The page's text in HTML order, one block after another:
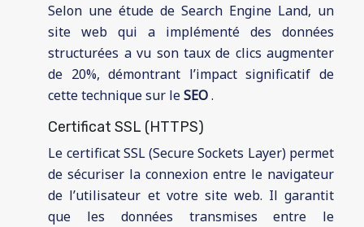
Selon une étude de Search Engine Land, un
site web qui a implémenté des données
structurées a vu son taux de clics augmenter
de 20%, démontrant l’impact significatif de
cette technique sur leSEO.
Certificat SSL (HTTPS)
Le certificat SSL (Secure Sockets Layer) permet
de sécuriser la connexion entre le navigateur
de l’utilisateur et votre site web. Il garantit
que les données transmises entre le